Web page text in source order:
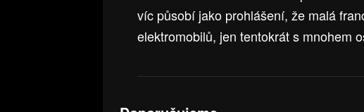
víc působí jako prohlášení, že malá
elektromobilů, jen tentokrát s mnohem